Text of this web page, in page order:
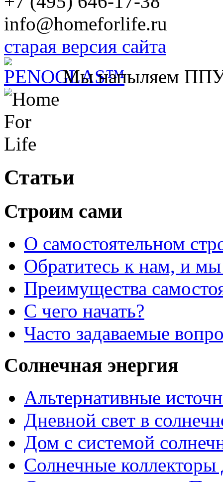
info@homeforlife.ru
старая версия сайта
Мы напыляем
Статьи
Строим сами
О самостоятельном
Обратитесь к нам, и
Преимущества
С чего начать?
Часто задаваемые
Солнечная энергия
Альтернативные
Дневной свет в
Дом с системой
Солнечные коллекторы